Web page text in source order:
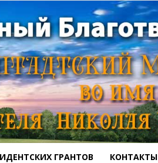
ГРАНТОВ КОНТАКТЫ